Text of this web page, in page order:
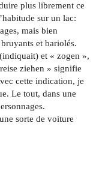
plus librement ce
sur un lac:
mais bien
et bariolés.
et « zogen »,
ziehen » signifie
cette indication, je
Le tout, dans une
sorte de voiture